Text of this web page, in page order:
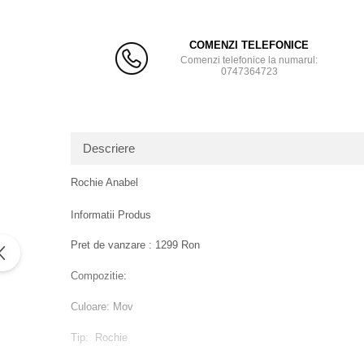
COMENZI TELEFONICE
Comenzi telefonice la numarul:
0747364723
Descriere
Rochie Anabel
Informatii Produs
Pret de vanzare : 1299 Ron
Compozitie:
Culoare: Mov
Tip: Rochie